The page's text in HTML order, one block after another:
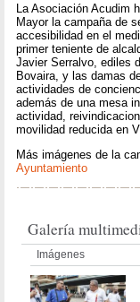
La Asociación Acudim
Mayor la campaña de
accesibilidad en el
primer teniente de
Javier Serralvo, ediles
Bovaira, y las damas
actividades de
además de una mesa
actividad,
movilidad reducida en
Más imágenes de la
Ayuntamiento
Galería
Imágenes